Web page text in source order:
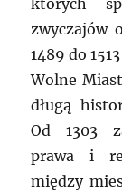
których
zwyczajów
1489 do
Wolne
długą
Od 1303
prawa i
między